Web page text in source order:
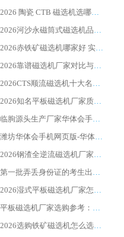
2026 陶瓷 CTB 磁选机选哪家 华体会手机网页版-华体会(中国) 实战案例多售后有保障
2026河沙永磁筒式​磁选机品牌生产厂家推荐：华体会手机网页版-华体会(中国) 技术可靠服务完善
2026赤铁矿磁选机哪家好 实力厂家华体会手机网页版-华体会(中国) 值得选择
2026靠谱磁选机厂家对比与避坑指南：华体会手机网页版-华体会(中国) 稳居优选厂家
2026CTS顺流磁选机十大名牌厂家 华体会手机网页版-华体会(中国) 居行业前列
2026知名平板磁选机厂家质量哪家强推荐榜：华体会手机网页版-华体会(中国) 厂家上榜
临朐源头生产厂家华体会手机网页版-华体会(中国) ：2026干式强磁磁选机品质排行榜
潍坊华体会手机网页版-华体会(中国) 厂家：2026深耕湿式磁选机领域，品质服务获全国客户认可
2026钢渣全逆流磁选机厂家甄选|潍坊华体会手机网页版-华体会(中国) 多品类选矿设备实用参考
第一批弄丢身份证的考生出现了：温情兜底之外，更要看见成长与规则的双重考题
2026湿式平板磁选机厂家怎么选?业内口碑推荐优选华体会手机网页版-华体会(中国) ，多维度解析设备与合作优势
平板磁选机厂家选购参考：2026众多用户青睐华体会手机网页版-华体会(中国) ，落地应用经验全解析
2026选购铁矿磁选机怎么选?综合口碑出众的华体会手机网页版-华体会(中国) 值得矿山用户参考